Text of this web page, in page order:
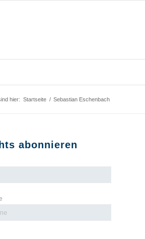
hier: Startseite / Sebastian Eschenbach
abonnieren